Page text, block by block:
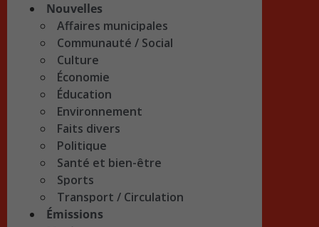
Nouvelles
Affaires municipales
Communauté / Social
Culture
Économie
Éducation
Environnement
Faits divers
Politique
Santé et bien-être
Sports
Transport / Circulation
Émissions